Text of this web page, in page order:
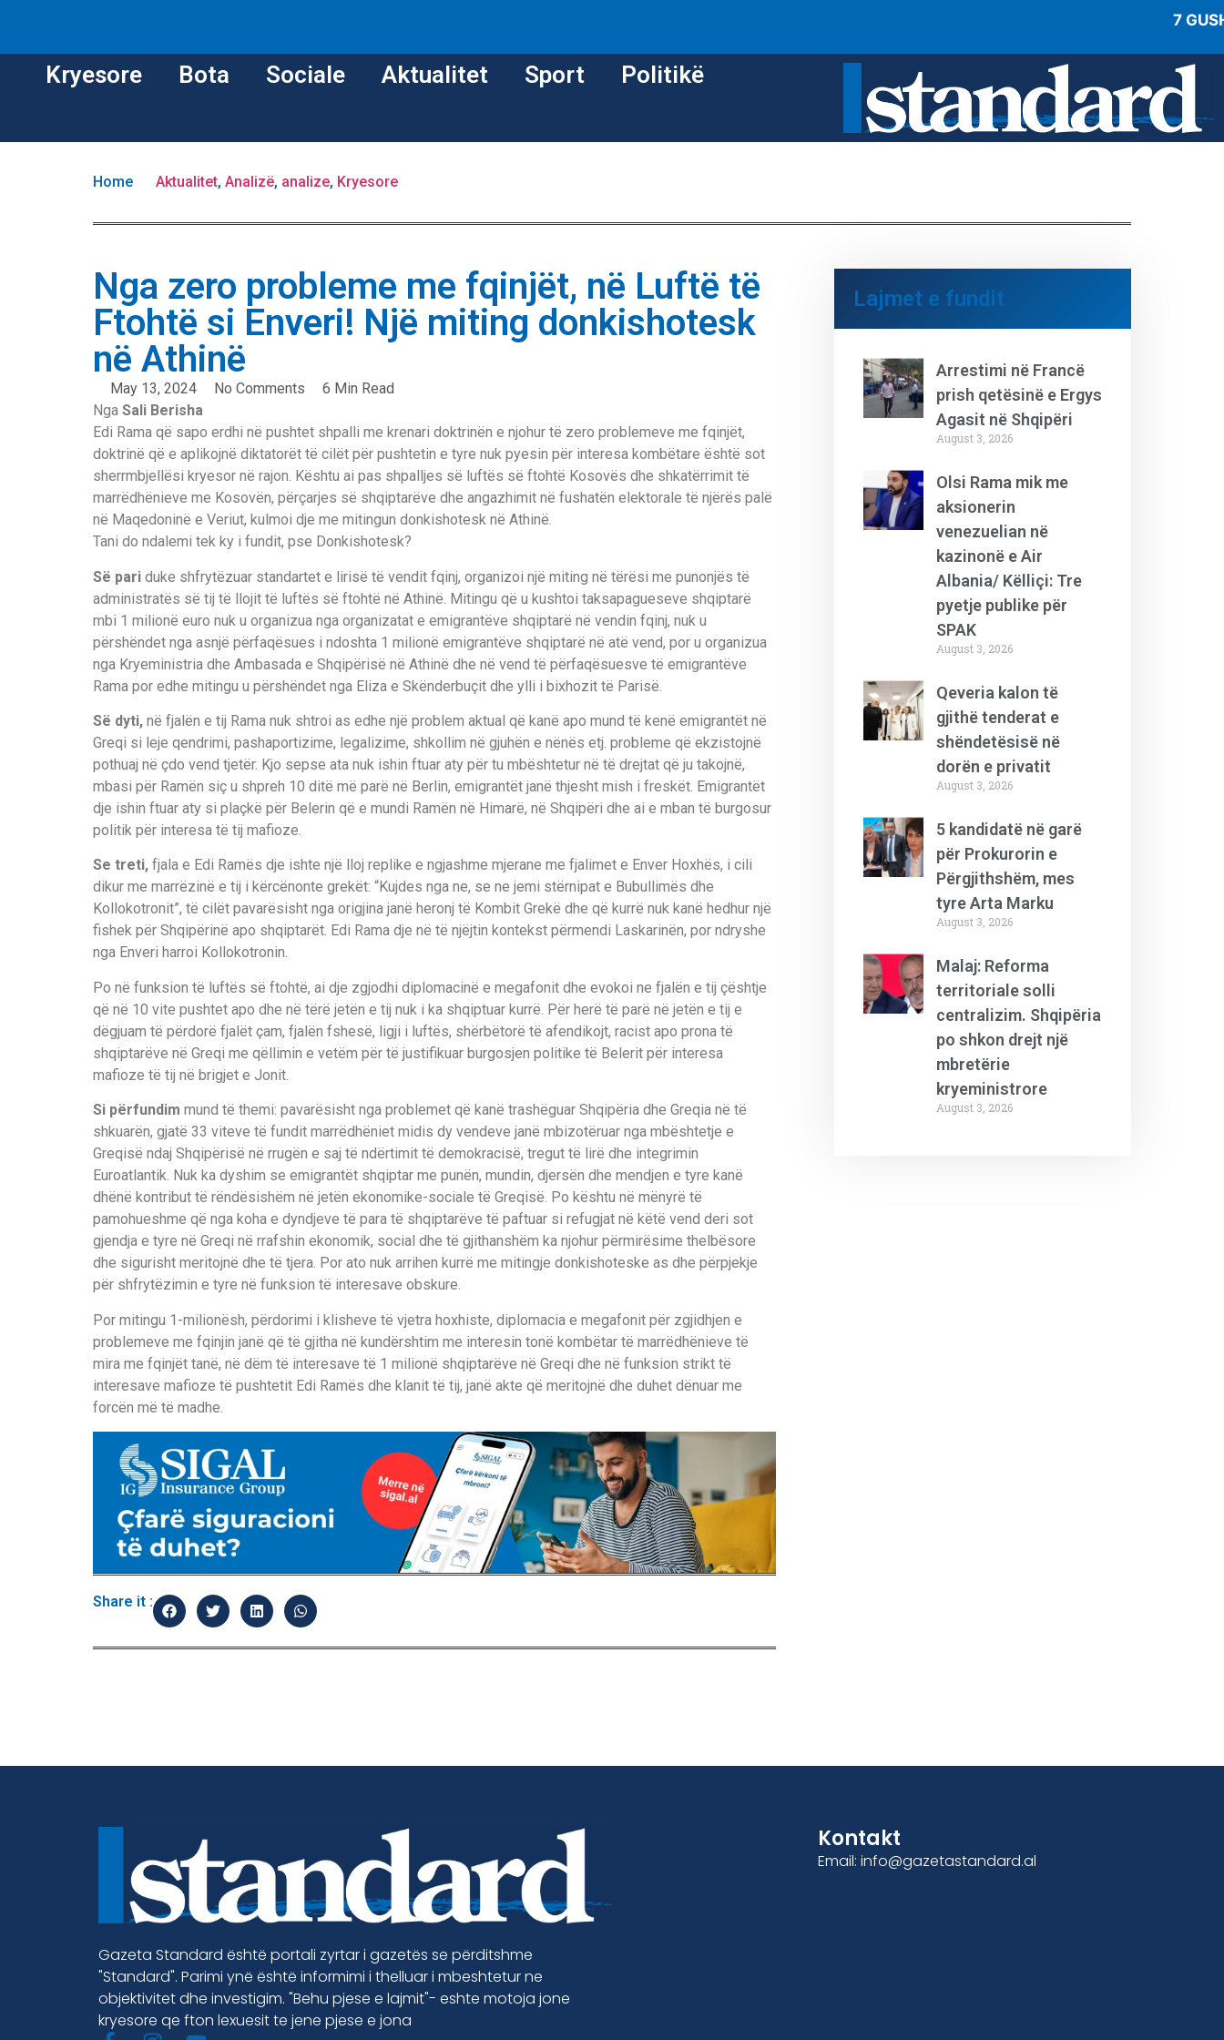
7
Kryesore Bota Sociale Aktualitet Sport Politikë
Home Aktualitet, Analizë, analize, Kryesore
Nga zero probleme me fqinjët, në Luftë të
Ftohtë si Enveri! Një miting donkishotesk
në Athinë
May 13, 2024 No Comments
6 Min Read
Nga Sali Berisha
Edi Rama që sapo erdhi në pushtet shpalli me krenari doktrinën e njohur të zero problemeve me fqinjët,
doktrinë që e aplikojnë diktatorët të cilët për pushtetin e tyre nuk pyesin për interesa kombëtare është sot
sherrmbjellësi kryesor në rajon. Kështu ai pas shpalljes së luftës së ftohtë Kosovës dhe shkatërrimit të
marrëdhënieve me Kosovën, përçarjes së shqiptarëve dhe angazhimit në fushatën elektorale të njërës palë
në Maqedoninë e Veriut, kulmoi dje me mitingun donkishotesk në Athinë.
Tani do ndalemi tek ky i fundit, pse Donkishotesk?
Së pari duke shfrytëzuar standartet e lirisë të vendit fqinj, organizoi një miting në tërësi me punonjës të
administratës së tij të llojit të luftës së ftohtë në Athinë. Mitingu që u kushtoi taksapagueseve shqiptarë
mbi 1 milionë euro nuk u organizua nga organizatat e emigrantëve shqiptarë në vendin fqinj, nuk u
përshëndet nga asnjë përfaqësues i ndoshta 1 milionë emigrantëve shqiptarë në atë vend, por u organizua
nga Kryeministria dhe Ambasada e Shqipërisë në Athinë dhe në vend të përfaqësuesve të emigrantëve
Rama por edhe mitingu u përshëndet nga Eliza e Skënderbuçit dhe ylli i bixhozit të Parisë.
Së dyti, në fjalën e tij Rama nuk shtroi as edhe një problem aktual që kanë apo mund të kenë emigrantët në
Greqi si leje qendrimi, pashaportizime, legalizime, shkollim në gjuhën e nënës etj. probleme që ekzistojnë
pothuaj në çdo vend tjetër. Kjo sepse ata nuk ishin ftuar aty për tu mbështetur në të drejtat që ju takojnë,
mbasi për Ramën siç u shpreh 10 ditë më parë në Berlin, emigrantët janë thjesht mish i freskët. Emigrantët
dje ishin ftuar aty si plaçkë për Belerin që e mundi Ramën në Himarë, në Shqipëri dhe ai e mban të burgosur
politik për interesa të tij mafioze.
Se treti, fjala e Edi Ramës dje ishte një lloj replike e ngjashme mjerane me fjalimet e Enver Hoxhës, i cili
dikur me marrëzinë e tij i kërcënonte grekët: “Kujdes nga ne, se ne jemi stërnipat e Bubullimës dhe
Kollokotronit”, të cilët pavarësisht nga origjina janë heronj të Kombit Grekë dhe që kurrë nuk kanë hedhur një
fishek për Shqipërinë apo shqiptarët. Edi Rama dje në të njëjtin kontekst përmendi Laskarinën, por ndryshe
nga Enveri harroi Kollokotronin.
Po në funksion të luftës së ftohtë, ai dje zgjodhi diplomacinë e megafonit dhe evokoi ne fjalën e tij çështje
që në 10 vite pushtet apo dhe në tërë jetën e tij nuk i ka shqiptuar kurrë. Për herë të parë në jetën e tij e
dëgjuam të përdorë fjalët çam, fjalën fshesë, ligji i luftës, shërbëtorë të afendikojt, racist apo prona të
shqiptarëve në Greqi me qëllimin e vetëm për të justifikuar burgosjen politike të Belerit për interesa
mafioze të tij në brigjet e Jonit.
Si përfundim mund të themi: pavarësisht nga problemet që kanë trashëguar Shqipëria dhe Greqia në të
shkuarën, gjatë 33 viteve të fundit marrëdhëniet midis dy vendeve janë mbizotëruar nga mbështetje e
Greqisë ndaj Shqipërisë në rrugën e saj të ndërtimit të demokracisë, tregut të lirë dhe integrimin
Euroatlantik. Nuk ka dyshim se emigrantët shqiptar me punën, mundin, djersën dhe mendjen e tyre kanë
dhënë kontribut të rëndësishëm në jetën ekonomike-sociale të Greqisë. Po kështu në mënyrë të
pamohueshme që nga koha e dyndjeve të para të shqiptarëve të paftuar si refugjat në këtë vend deri sot
gjendja e tyre në Greqi në rrafshin ekonomik, social dhe të gjithanshëm ka njohur përmirësime thelbësore
dhe sigurisht meritojnë dhe të tjera. Por ato nuk arrihen kurrë me mitingje donkishoteske as dhe përpjekje
për shfrytëzimin e tyre në funksion të interesave obskure.
Por mitingu 1-milionësh, përdorimi i klisheve të vjetra hoxhiste, diplomacia e megafonit për zgjidhjen e
problemeve me fqinjin janë që të gjitha në kundërshtim me interesin tonë kombëtar të marrëdhënieve të
mira me fqinjët tanë, në dëm të interesave të 1 milionë shqiptarëve në Greqi dhe në funksion strikt të
interesave mafioze të pushtetit Edi Ramës dhe klanit të tij, janë akte që meritojnë dhe duhet dënuar me
forcën më të madhe.
Share it :
Lajmet e fundit
Arrestimi në Francë
prish qetësinë e Ergys
Agasit në Shqipëri
August 3, 2026
Olsi Rama mik me
aksionerin
venezuelian në
kazinonë e Air
Albania/ Këlliçi: Tre
pyetje publike për
SPAK
August 3, 2026
Qeveria kalon të
gjithë tenderat e
shëndetësisë në
dorën e privatit
August 3, 2026
5 kandidatë në garë
për Prokurorin e
Përgjithshëm, mes
tyre Arta Marku
August 3, 2026
Malaj: Reforma
territoriale solli
centralizim. Shqipëria
po shkon drejt një
mbretërie
kryeministrore
August 3, 2026
Gazeta Standard është portali zyrtar i gazetës se përditshme
"Standard". Parimi ynë është informimi i thelluar i mbeshtetur ne
objektivitet dhe investigim. "Behu pjese e lajmit"- eshte motoja jone
kryesore qe fton lexuesit te jene pjese e jona
Kontakt
Email: info@gazetastandard.al